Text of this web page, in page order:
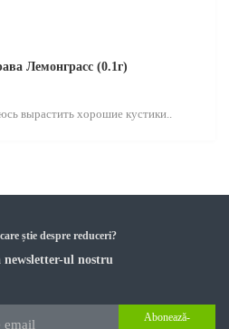
Лемонграсс (0.1г)
вырастить хорошие кустики..
știe despre reduceri?
newsletter-ul nostru
Abonează-